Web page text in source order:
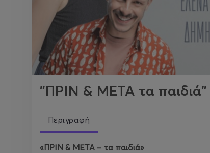
"ΠΡΙΝ & ΜΕΤΑ τα
Περιγραφή
«ΠΡΙΝ & ΜΕΤΑ – τα παιδιά»